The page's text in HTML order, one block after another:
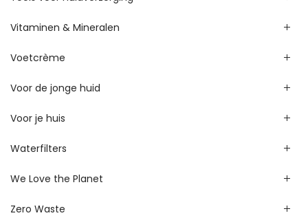
Vitaminen & Mineralen
Voetcrème
Voor de jonge huid
Voor je huis
Waterfilters
We Love the Planet
Zero Waste